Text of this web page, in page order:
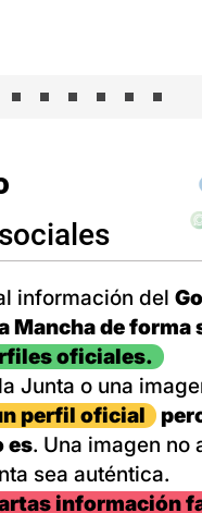
información del
Mancha de forma
oficiales.
Junta o una
perfil oficial
es. Una imagen no
sea auténtica.
información